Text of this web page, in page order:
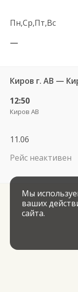
Пн,Ср,Пт,Вс
—
Киров г. АВ —
12:50
Киров АВ
11.06
Рейс неактивен
Мы
ваших
сайта.